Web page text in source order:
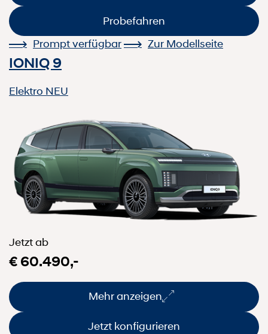
Probefahren
Prompt verfügbar
Zur Modellseite
IONIQ 9
Elektro NEU
Jetzt ab
€ 60.490,-
Mehr anzeigen
Jetzt konfigurieren